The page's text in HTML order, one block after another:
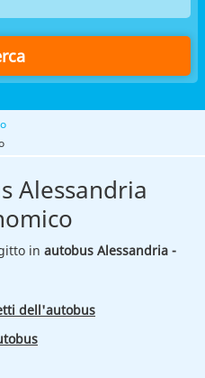
Alessandria
in autobus Alessandria -
dell'autobus